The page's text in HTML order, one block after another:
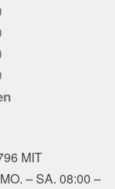
MIT
– SA. 08:00 –